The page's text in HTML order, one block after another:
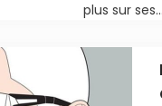
plus sur ses...